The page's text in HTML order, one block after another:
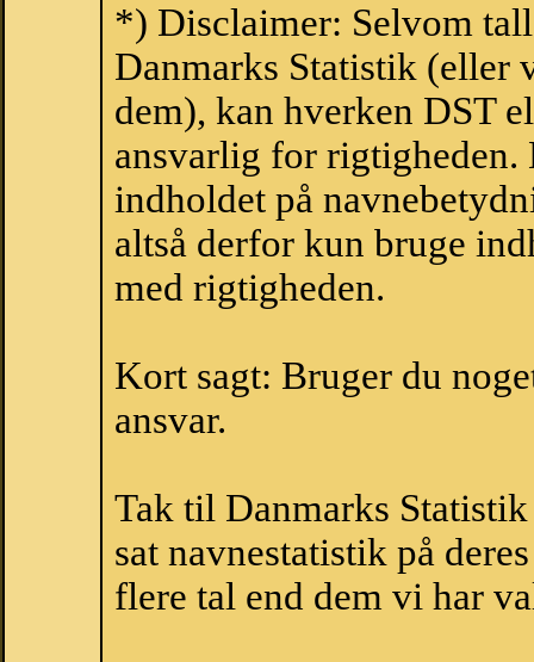
*) Disclaimer: Selvom
Danmarks Statistik (eller
dem), kan hverken DST
ansvarlig for
indholdet på
altså derfor kun bruge
med rigtigheden.
Kort sagt: Bruger du
ansvar.
Tak til Danmarks
sat navnestatistik på
flere tal end dem vi har